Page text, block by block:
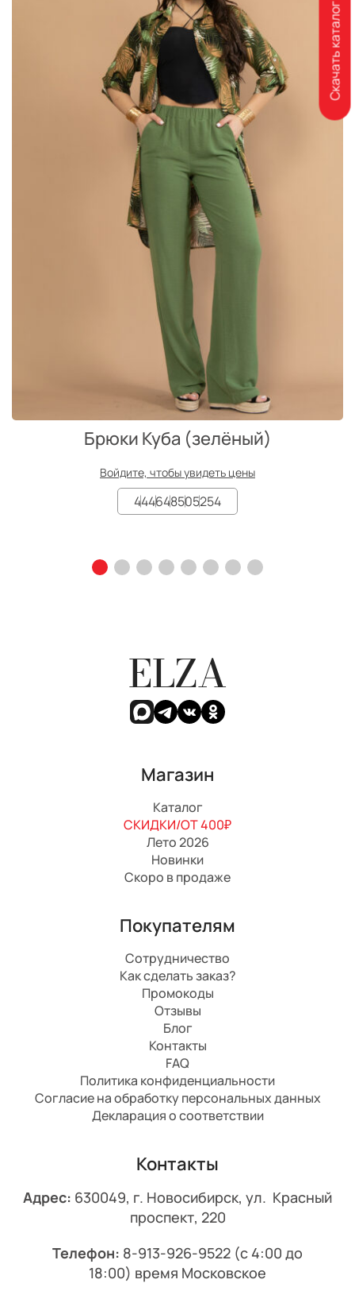
Брюки Куба (зелёный)
Войдите, чтобы увидеть цены
444648505254
ELZA
Магазин
Каталог
СКИДКИ/ОТ 400₽
Лето 2026
Новинки
Скоро в продаже
Покупателям
Сотрудничество
Как сделать заказ?
Промокоды
Отзывы
Блог
Контакты
FAQ
Политика конфиденциальности
Согласие на обработку персональных данных
Декларация о соответствии
Контакты
Адрес: 630049, г. Новосибирск, ул. Красный
проспект, 220
Телефон: 8-913-926-9522 (с 4:00 до
18:00) время Московское
Скачать каталог